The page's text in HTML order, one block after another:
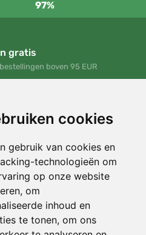
cookies
gebruik van cookies en
technologieën om
op onze website
om
inhoud en
te tonen, om ons
97%
gratis
boven 95 EUR
gewenst moment binnen 90
we een boom! Lees meer Over